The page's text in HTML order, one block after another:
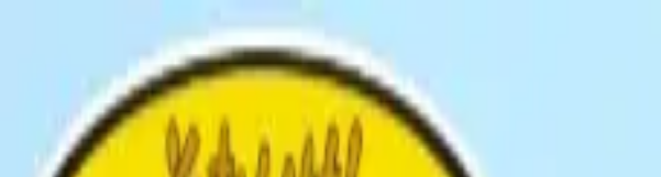
店舗一覧イベント 景品ギャラリー会社情報 採用情報お問い合わせ
2025年5月 下旬入荷